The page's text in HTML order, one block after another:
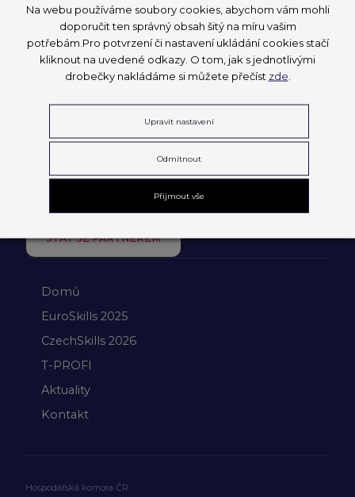
STÁT SE PARTNEREM
Domů
EuroSkills 2025
CzechSkills 2026
T-PROFI
Aktuality
Kontakt
Hospodářská komora ČR
Na webu používáme soubory cookies, abychom vám mohli
doporučit ten správný obsah šitý na míru vašim
potřebám.Pro potvrzení či nastavení ukládání cookies stačí
kliknout na uvedené odkazy. O tom, jak s jednotlivými
drobečky nakládáme si můžete přečíst zde
Upravit nastavení
Odmítnout
Přijmout vše